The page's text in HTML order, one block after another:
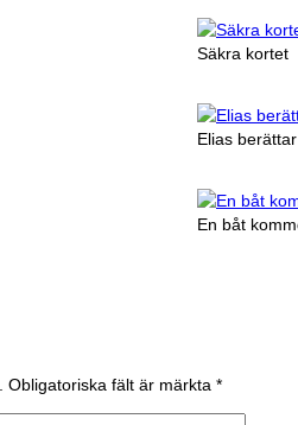
Säkra kortet
Elias
En båt
Obligatoriska fält är märkta *